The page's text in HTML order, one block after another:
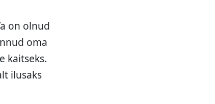
on olnud
oma
kaitseks.
ilusaks